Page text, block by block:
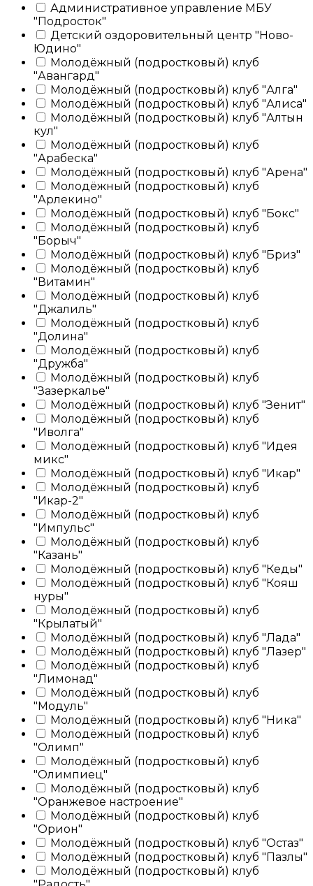
Административное управление МБУ
"Подросток"
Детский оздоровительный центр "Ново-
Юдино"
Молодёжный (подростковый) клуб
"Авангард"
Молодёжный (подростковый) клуб "Алга"
Молодёжный (подростковый) клуб "Алиса"
Молодёжный (подростковый) клуб "Алтын
кул"
Молодёжный (подростковый) клуб
"Арабеска"
Молодёжный (подростковый) клуб "Арена"
Молодёжный (подростковый) клуб
"Арлекино"
Молодёжный (подростковый) клуб "Бокс"
Молодёжный (подростковый) клуб
"Борыч"
Молодёжный (подростковый) клуб "Бриз"
Молодёжный (подростковый) клуб
"Витамин"
Молодёжный (подростковый) клуб
"Джалиль"
Молодёжный (подростковый) клуб
"Долина"
Молодёжный (подростковый) клуб
"Дружба"
Молодёжный (подростковый) клуб
"Зазеркалье"
Молодёжный (подростковый) клуб "Зенит"
Молодёжный (подростковый) клуб
"Иволга"
Молодёжный (подростковый) клуб "Идея
микс"
Молодёжный (подростковый) клуб "Икар"
Молодёжный (подростковый) клуб
"Икар-2"
Молодёжный (подростковый) клуб
"Импульс"
Молодёжный (подростковый) клуб
"Казань"
Молодёжный (подростковый) клуб "Кеды"
Молодёжный (подростковый) клуб "Кояш
нуры"
Молодёжный (подростковый) клуб
"Крылатый"
Молодёжный (подростковый) клуб "Лада"
Молодёжный (подростковый) клуб "Лазер"
Молодёжный (подростковый) клуб
"Лимонад"
Молодёжный (подростковый) клуб
"Модуль"
Молодёжный (подростковый) клуб "Ника"
Молодёжный (подростковый) клуб
"Олимп"
Молодёжный (подростковый) клуб
"Олимпиец"
Молодёжный (подростковый) клуб
"Оранжевое настроение"
Молодёжный (подростковый) клуб
"Орион"
Молодёжный (подростковый) клуб "Остаз"
Молодёжный (подростковый) клуб "Пазлы"
Молодёжный (подростковый) клуб